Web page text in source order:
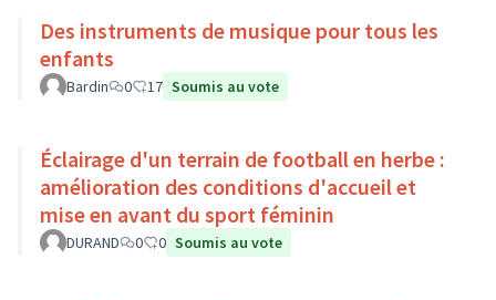
Des instruments de musique pour tous les
enfants
Bardin 0 17 Soumis au vote
Éclairage d'un terrain de football en herbe :
amélioration des conditions d'accueil et
mise en avant du sport féminin
DURAND 0 0 Soumis au vote